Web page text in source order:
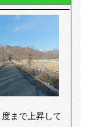
まで上昇して